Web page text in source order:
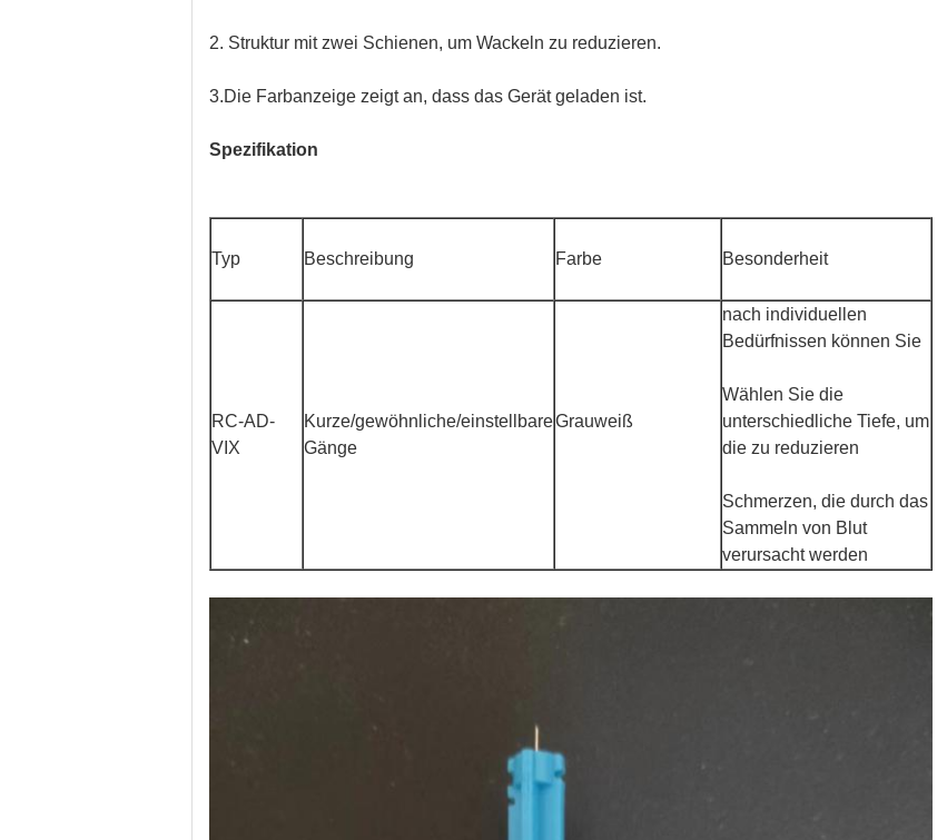
2. Struktur mit zwei Schienen, um Wackeln zu reduzieren.
3.Die Farbanzeige zeigt an, dass das Gerät geladen ist.
Spezifikation
Typ Beschreibung Farbe Besonderheit
RC-AD-
VIX
Kurze/gewöhnliche/einstellbare
Gänge
Grauweiß
nach individuellen
Bedürfnissen können Sie
Wählen Sie die
unterschiedliche Tiefe, um
die zu reduzieren
Schmerzen, die durch das
Sammeln von Blut
verursacht werden